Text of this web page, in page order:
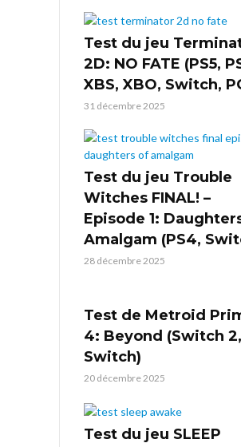
Test du jeu
2D: NO FATE (PS5,
XBS, XBO, Switch,
31 décembre 2025
Test du jeu Trouble
Witches FINAL! –
Episode 1:
Amalgam (PS4,
28 décembre 2025
Test de Metroid
4: Beyond (Switch 2,
Switch)
20 décembre 2025
Test du jeu SLEEP